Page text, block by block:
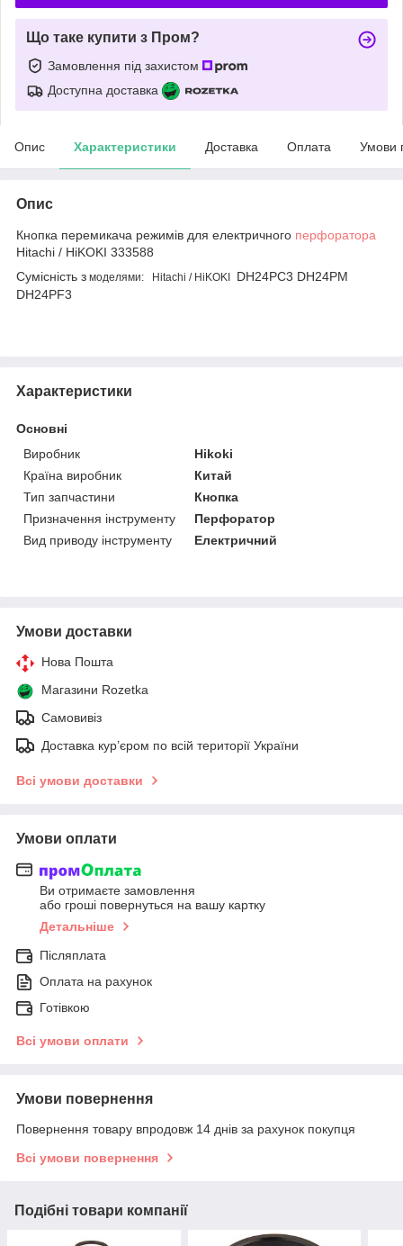
Що таке купити з Пром?
Замовлення під захистом
Доступна доставка
Опис Характеристики Доставка Оплата Умови
Опис
Кнопка перемикача режимів для електричного перфоратора
Hitachi / HiKOKI 333588
Сумісність з моделями: Hitachi / HiKOKI DH24PC3 DH24PM
DH24PF3
Характеристики
Основні
Виробник
Hikoki
Країна виробник
Китай
Тип запчастини
Кнопка
Призначення інструменту
Перфоратор
Вид приводу інструменту
Електричний
Умови доставки
Нова Пошта
Магазини Rozetka
Самовивіз
Доставка кур’єром по всій території України
Всі умови доставки
Умови оплати
Ви отримаєте замовлення
або гроші повернуться на вашу картку
Детальніше
Післяплата
Оплата на рахунок
Готівкою
Всі умови оплати
Умови повернення
Повернення товару впродовж 14 днів за рахунок покупця
Всі умови повернення
Подібні товари компанії